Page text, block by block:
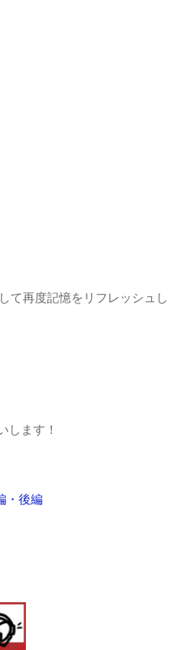
て再度記憶をリフレッシュし
します！
・後編